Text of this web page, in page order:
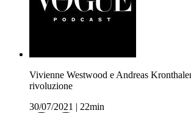
Vivienne Westwood e Andreas
rivoluzione
30/07/2021
22min